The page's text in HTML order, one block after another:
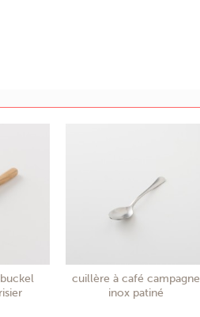
cuillère à café campagne
inox patiné